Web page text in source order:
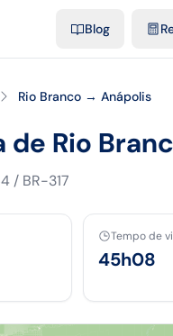
Blog
Rio Branco → Anápolis
de Rio
/ BR-317
Tempo de
45h08